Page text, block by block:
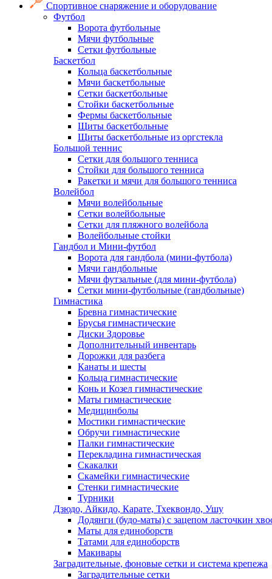
Спортивное снаряжение и оборудование
Футбол
Ворота футбольные
Мячи футбольные
Сетки футбольные
Баскетбол
Кольца баскетбольные
Мячи баскетбольные
Сетки баскетбольные
Стойки баскетбольные
Фермы баскетбольные
Щиты баскетбольные
Щиты баскетбольные из оргстекла
Большой теннис
Сетки для большого тенниса
Стойки для большого тенниса
Ракетки и мячи для большого тенниса
Волейбол
Мячи волейбольные
Сетки волейбольные
Сетки для пляжного волейбола
Волейбольные стойки
Гандбол и Мини-футбол
Ворота для гандбола (мини-футбола)
Мячи гандбольные
Мячи футзальные (для мини-футбола)
Сетки мини-футбольные (гандбольные)
Гимнастика
Бревна гимнастические
Брусья гимнастические
Диски Здоровье
Дополнительный инвентарь
Дорожки для разбега
Канаты и шесты
Кольца гимнастические
Конь и Козел гимнастические
Маты гимнастические
Медицинболы
Мостики гимнастические
Обручи гимнастические
Палки гимнастические
Перекладина гимнастическая
Скакалки
Скамейки гимнастические
Стенки гимнастические
Турники
Дзюдо, Айкидо, Карате, Тхеквондо, Ушу
Додянги (будо-маты) с зацепом ласточкин
Маты для единоборств
Татами для единоборств
Макивары
Заградительные, фоновые сетки и система крепежа
Заградительные сетки